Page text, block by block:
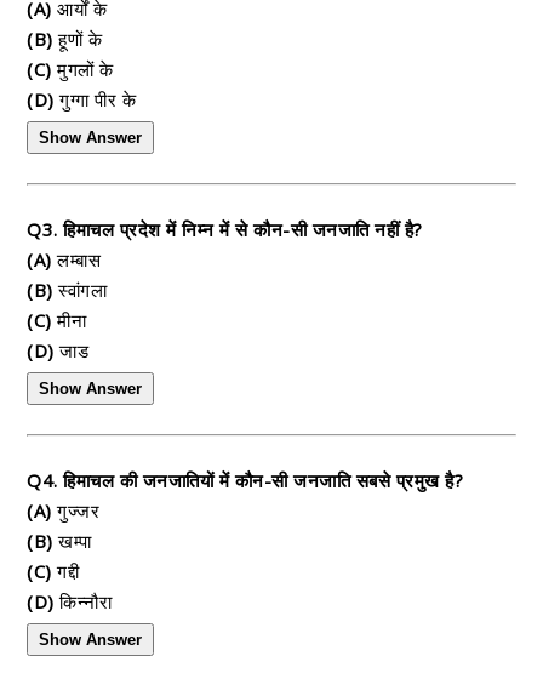
(A) आर्यों के
(B) हूणों के
(C) मुगलों के
(D) गुग्गा पीर के
Show Answer
Q3. हिमाचल प्रदेश में निम्न में से कौन-सी जनजाति नहीं है?
(A) लम्बास
(B) स्वांगला
(C) मीना
(D) जाड
Show Answer
Q4. हिमाचल की जनजातियों में कौन-सी जनजाति सबसे प्रमुख है?
(A) गुज्जर
(B) खम्पा
(C) गद्दी
(D) किन्नौरा
Show Answer